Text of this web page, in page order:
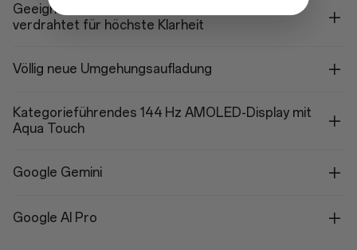
Geeignet für schlechte Lichtverhältnisse. Fest
verdrahtet für höchste Klarheit
Völlig neue Umgehungsaufladung
Kategorieführendes 144 Hz AMOLED-Display mit
Aqua Touch
Google Gemini
Google AI Pro